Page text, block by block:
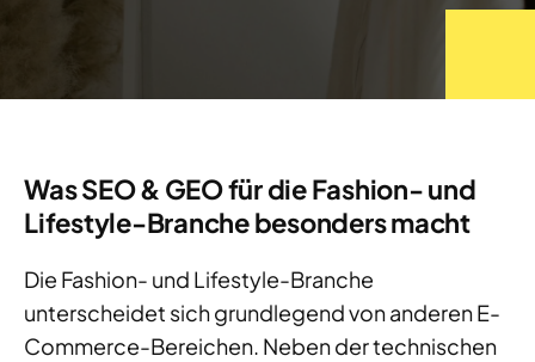
Was SEO & GEO für die Fashion- und
Lifestyle-Branche besonders macht
Die Fashion- und Lifestyle-Branche
unterscheidet sich grundlegend von anderen E-
Commerce-Bereichen. Neben der technischen